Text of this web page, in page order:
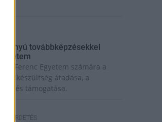
továbbképzésekkel
Ferenc Egyetem számára a
felkészültség átadása, a
támogatása.
HÍRDETÉS